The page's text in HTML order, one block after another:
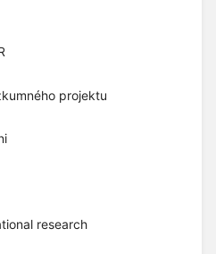
projektu
research